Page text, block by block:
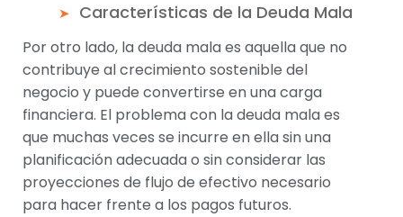
Características de la Deuda Mala
Por otro lado, la deuda mala es aquella que no
contribuye al crecimiento sostenible del
negocio y puede convertirse en una carga
financiera. El problema con la deuda mala es
que muchas veces se incurre en ella sin una
planificación adecuada o sin considerar las
proyecciones de flujo de efectivo necesario
para hacer frente a los pagos futuros.